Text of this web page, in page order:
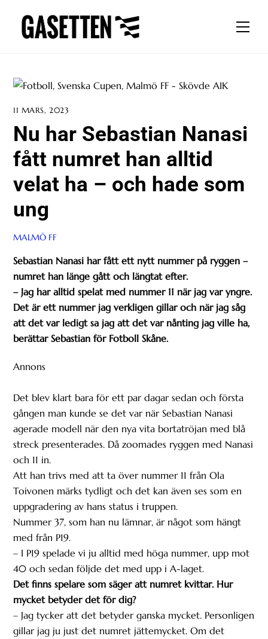
content
11 MARS, 2023
Nu har Sebastian Nanasi
fått numret han alltid
velat ha – och hade som
ung
MALMÖ FF
Sebastian Nanasi har fått ett nytt nummer på ryggen –
numret han länge gått och längtat efter.
– Jag har alltid spelat med nummer 11 när jag var yngre.
Det är ett nummer jag verkligen gillar och när jag såg
att det var ledigt sa jag att det var nånting jag ville ha,
berättar Sebastian för Fotboll Skåne.
Annons
Det blev klart bara för ett par dagar sedan och första
gången man kunde se det var när Sebastian Nanasi
agerade modell när den nya vita bortatröjan med blå
streck presenterades. Då zoomades ryggen med Nanasi
och 11 in.
Att han trivs med att ta över nummer 11 från Ola
Toivonen märks tydligt och det kan även ses som en
uppgradering av hans status i truppen.
Nummer 37, som han nu lämnar, är något som hängt
med från P19.
– I P19 spelade vi ju alltid med höga nummer, upp mot
40 och sedan följde det med upp i A-laget.
Det finns spelare som säger att numret kvittar. Hur
mycket betyder det för dig?
– Jag tycker att det betyder ganska mycket. Personligen
gillar jag ju just det numret jättemycket. Om det